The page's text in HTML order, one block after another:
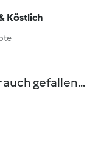
Köstlich
gefallen...